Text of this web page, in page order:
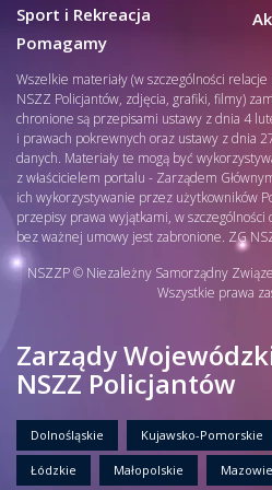
Sport i Rekreacja
Pomagamy
Wszelkie materiały (w szczególności
NSZZ Policjantów, zdjęcia, grafiki, filmy)
chronione są przepisami ustawy z dnia 4
i prawach pokrewnych oraz ustawy z dnia
danych. Materiały te mogą być
z właścicielem portalu - Zarządem
ich wykorzystywanie przez użytkowników
przepisy prawa wyjątkami, w
bez ważnej umowy jest zabronione. ZG
NSZZP © Niezależny Samorządny
Wszystkie prawa
Zarządy
NSZZ Policjantów
Dolnośląskie Kujawsko-Pomorskie
Łódzkie Małopolskie